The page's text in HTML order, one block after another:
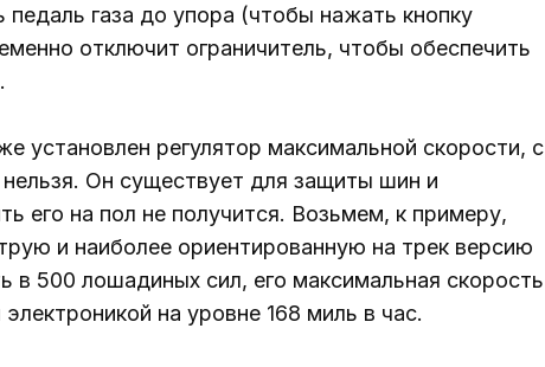
газа до упора (чтобы нажать кнопку
отключит ограничитель, чтобы обеспечить
установлен регулятор максимальной скорости, с
Он существует для защиты шин и
его на пол не получится. Возьмем, к примеру,
и наиболее ориентированную на трек версию
500 лошадиных сил, его максимальная скорость
на уровне 168 миль в час.